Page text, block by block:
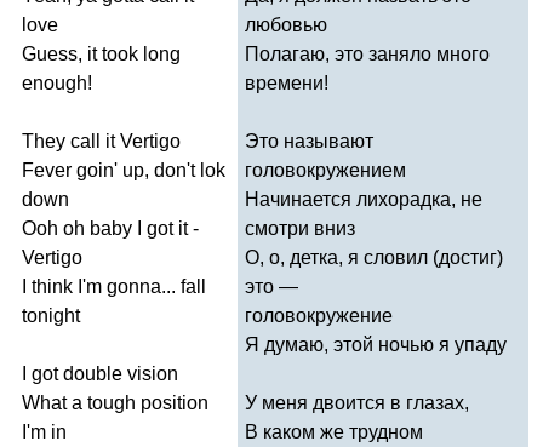
love
Guess, it took long
enough!
They call it Vertigo
Fever goin' up, don't lok
down
Ooh oh baby got it-
Vertigo
think I'm gonna... fall
tonight
got double vision
What a tough position
I'm in
любовью
Полагаю, это заняло много
времени!
Это называют
головокружением
Начинается лихорадка, не
смотри вниз
О, о, детка, я словил (достиг)
это —
головокружение
Я думаю, этой ночью я упаду
У меня двоится в глазах,
В каком же трудном